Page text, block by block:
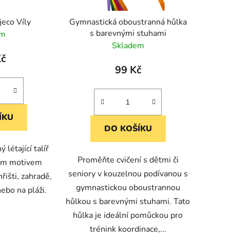
Víly
létající talíř
motivem
zahradě,
na pláži.
Gymnastická oboustranná hůlka
s barevnými stuhami
Skladem
99 Kč
DO KOŠÍKU
Proměňte cvičení s dětmi či
seniory v kouzelnou podívanou s
gymnastickou oboustrannou
hůlkou s barevnými stuhami. Tato
hůlka je ideální pomůckou pro
trénink koordinace,...